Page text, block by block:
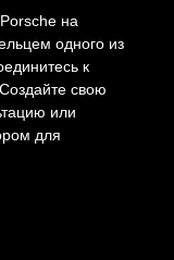
на
одного из
к
свою
или
для